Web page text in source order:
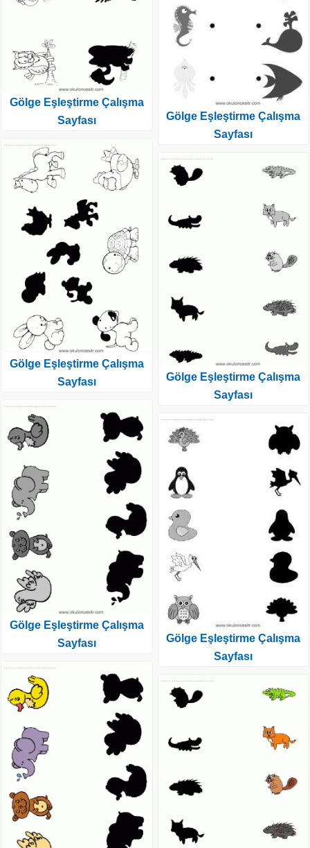
Gölge Eşleştirme Çalışma
Sayfası
Gölge Eşleştirme Çalışma
Sayfası
Gölge Eşleştirme Çalışma
Sayfası
Gölge Eşleştirme Çalışma
Sayfası
Gölge Eşleştirme Çalışma
Sayfası
Gölge Eşleştirme Çalışma
Sayfası